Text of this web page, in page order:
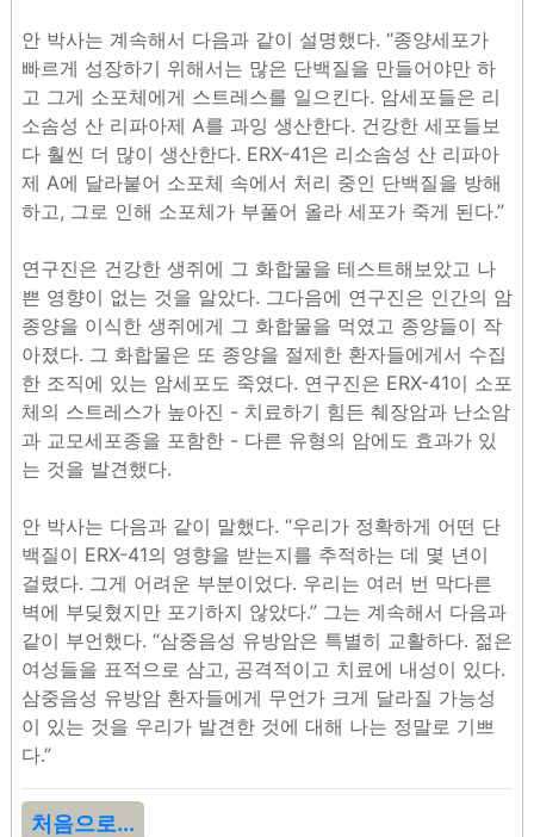
안 박사는 계속해서 다음과 같이 설명했다. “종양세포가
빠르게 성장하기 위해서는 많은 단백질을 만들어야만 하
고 그게 소포체에게 스트레스를 일으킨다. 암세포들은 리
소솜성 산 리파아제 A를 과잉 생산한다. 건강한 세포들보
다 훨씬 더 많이 생산한다. ERX-41은 리소솜성 산 리파아
제 A에 달라붙어 소포체 속에서 처리 중인 단백질을 방해
하고, 그로 인해 소포체가 부풀어 올라 세포가 죽게 된다.”
연구진은 건강한 생쥐에 그 화합물을 테스트해보았고 나
쁜 영향이 없는 것을 알았다. 그다음에 연구진은 인간의 암
종양을 이식한 생쥐에게 그 화합물을 먹였고 종양들이 작
아졌다. 그 화합물은 또 종양을 절제한 환자들에게서 수집
한 조직에 있는 암세포도 죽였다. 연구진은 ERX-41이 소포
체의 스트레스가 높아진 - 치료하기 힘든 췌장암과 난소암
과 교모세포종을 포함한 - 다른 유형의 암에도 효과가 있
는 것을 발견했다.
안 박사는 다음과 같이 말했다. “우리가 정확하게 어떤 단
백질이 ERX-41의 영향을 받는지를 추적하는 데 몇 년이
걸렸다. 그게 어려운 부분이었다. 우리는 여러 번 막다른
벽에 부딪혔지만 포기하지 않았다.” 그는 계속해서 다음과
같이 부언했다. “삼중음성 유방암은 특별히 교활하다. 젊은
여성들을 표적으로 삼고, 공격적이고 치료에 내성이 있다.
삼중음성 유방암 환자들에게 무언가 크게 달라질 가능성
이 있는 것을 우리가 발견한 것에 대해 나는 정말로 기쁘
다.”
처음으로...